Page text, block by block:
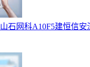
山石网科A10F5建恒信安